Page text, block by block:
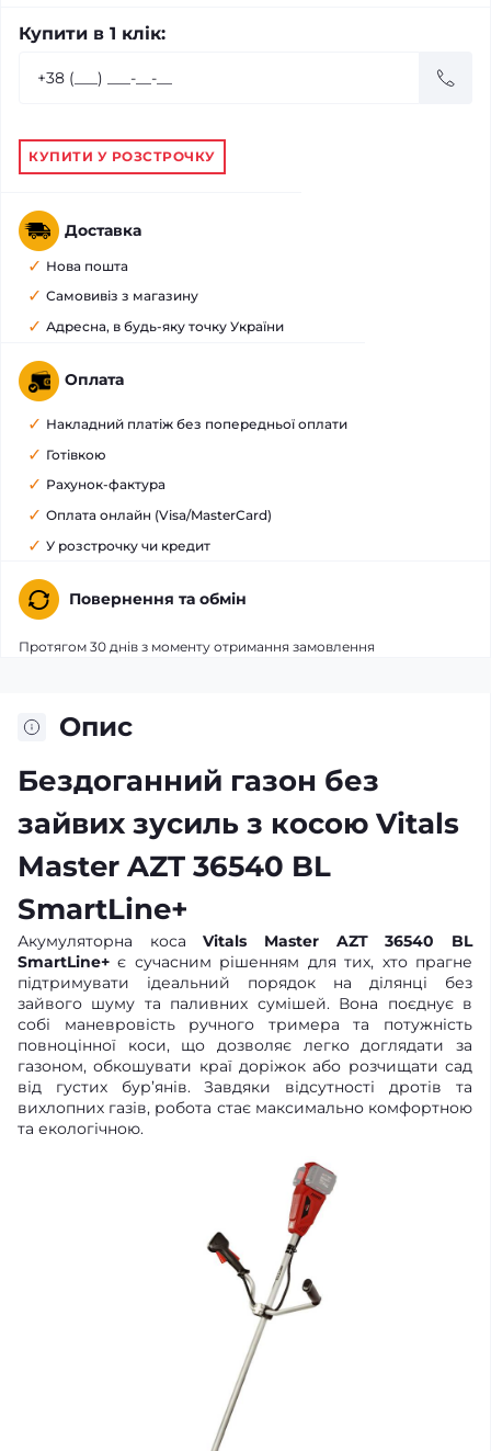
Купити в 1 клік:
КУПИТИ У РОЗСТРОЧКУ
Доставка
Нова пошта
Самовивіз з магазину
Адресна, в будь-яку точку України
Оплата
Накладний платіж без попередньої оплати
Готівкою
Рахунок-фактура
Оплата онлайн (Visa/MasterCard)
У розстрочку чи кредит
Повернення та обмін
Протягом 30 днів з моменту отримання замовлення
Опис
Бездоганний газон без
зайвих зусиль з косою Vitals
Master AZT 36540 BL
SmartLine+
Акумуляторна косаVitals Master AZT 36540 BL
SmartLine+ є сучасним рішенням для тих, хто прагне
підтримувати ідеальний порядок на ділянці без
зайвого шуму та паливних сумішей. Вона поєднує в
собі маневровість ручного тримера та потужність
повноцінної коси, що дозволяє легко доглядати за
газоном, обкошувати краї доріжок або розчищати сад
від густих бур’янів. Завдяки відсутності дротів та
вихлопних газів, робота стає максимально комфортною
та екологічною.